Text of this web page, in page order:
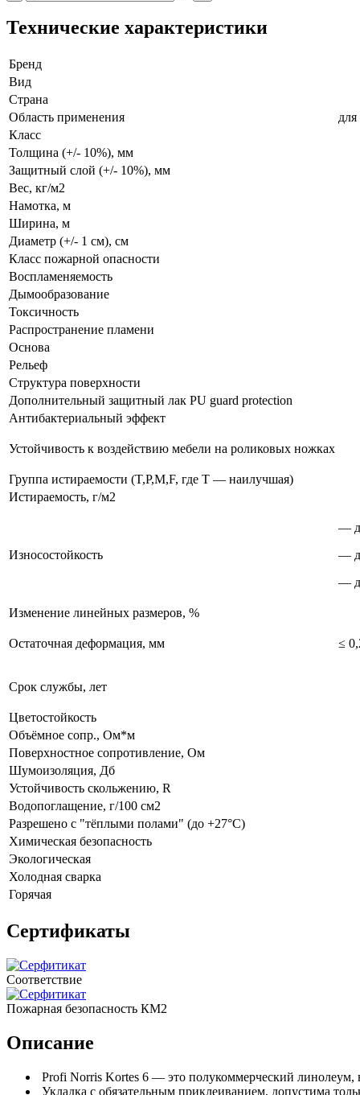
Технические характеристики
Бренд
Вид
Страна
Область применения
Класс
Толщина (+/- 10%), мм
Защитный слой (+/- 10%), мм
Вес, кг/м2
Намотка, м
Ширина, м
Диаметр (+/- 1 см), см
Класс пожарной опасности
Воспламеняемость
Дымообразование
Токсичность
Распространение пламени
Основа
Рельеф
Структура поверхности
Дополнительный защитный лак PU guard protection
Антибактериальный эффект
Устойчивость к воздействию мебели на роликовых ножках
Группа истираемости (T,P,M,F, где T — наилучшая)
Истираемость, г/м2
Износостойкость
—
—
—
Изменение линейных размеров, %
Остаточная деформация, мм ≤
Срок службы, лет
Цветостойкость
Объёмное сопр., Ом*м
Поверхностное сопротивление, Ом
Шумоизоляция, Дб
Устойчивость скольжению, R
Водопоглащение, г/100 см2
Разрешено с "тёплыми полами" (до +27°C)
Химическая безопасность
Экологическая
Холодная сварка
Горячая
Сертификаты
Соответствие
Пожарная безопасность КМ2
Описание
Profi Norris Kortes 6 — это полукоммерческий линолеум,
Укладка с обязательным приклеиванием, допустима